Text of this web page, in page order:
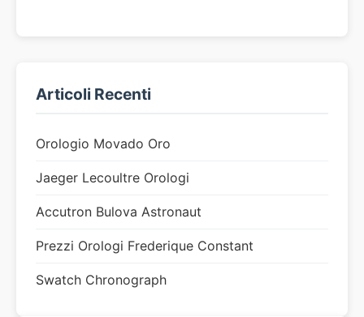
Articoli Recenti
Orologio Movado Oro
Jaeger Lecoultre Orologi
Accutron Bulova Astronaut
Prezzi Orologi Frederique Constant
Swatch Chronograph